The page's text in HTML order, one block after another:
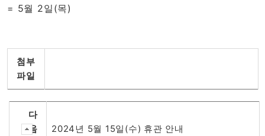
= 5월 2일(목)
첨부
파일
다
음
2024년 5월 15일(수) 휴관 안내